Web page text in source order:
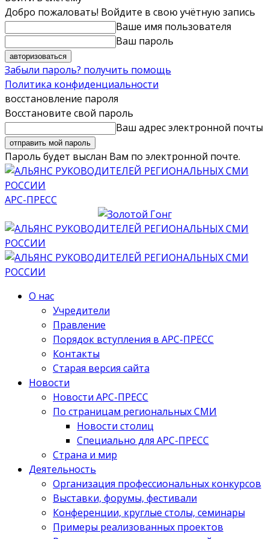
Добро пожаловать! Войдите в свою учётную запись
Ваше имя пользователя
Ваш пароль
Забыли пароль? получить помощь
Политика конфиденциальности
восстановление пароля
Восстановите свой пароль
Ваш адрес электронной почты
Пароль будет выслан Вам по электронной почте.
АРС-ПРЕСС
О нас
Учредители
Правление
Порядок вступления в АРС-ПРЕСС
Контакты
Старая версия сайта
Новости
Новости АРС-ПРЕСС
По страницам региональных СМИ
Новости столиц
Специально для АРС-ПРЕСС
Страна и мир
Деятельность
Организация профессиональных конкурсов
Выставки, форумы, фестивали
Конференции, круглые столы, семинары
Примеры реализованных проектов